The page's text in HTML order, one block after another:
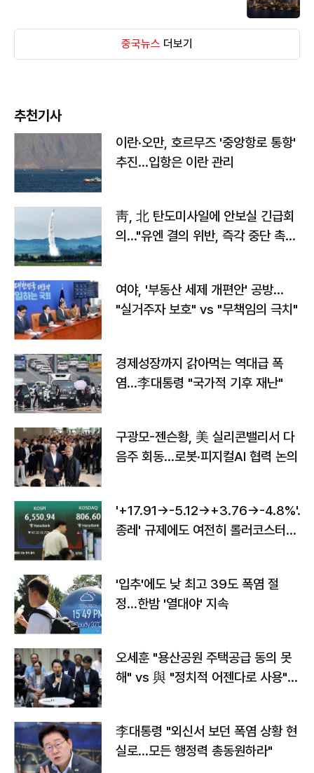
중국뉴스 더보기
추천기사
이란·오만, 호르무즈 '중앙항로 통항'
추진…입항은 이란 관리
靑, 北 탄도미사일에 안보실 긴급회
의…"유엔 결의 위반, 즉각 중단 촉
여야, '부동산 세제 개편안' 공방…
"실거주자 보호" vs "무책임의 극치"
경제성장까지 갉아먹는 역대급 폭
염…李대통령 "국가적 기후 재난"
구광모-젠슨황, 美 실리콘밸리서 다
음주 회동…로봇·피지컬AI 협력 논의
'+17.91→-5.12→+3.76→-4.8%'…'
종레' 규제에도 여전히 롤러코스터
'입추'에도 낮 최고 39도 폭염 절
정…한밤 '열대야' 지속
오세훈 "용산공원 주택공급 동의 못
해" vs 與 "정치적 어젠다로 사용"
李대통령 "외신서 보던 폭염 상황 현
실로…모든 행정력 총동원하라"